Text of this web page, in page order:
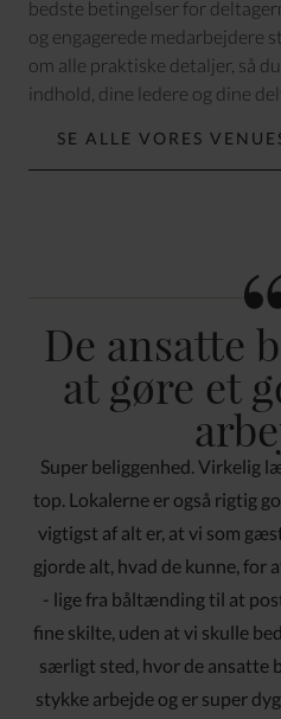
bedste betingelser for
og engagerede medarbejdere
om alle praktiske detaljer, så
indhold, dine ledere og dine
SE ALLE VORES
De ansatte
at gøre et
Super beliggenhed. Virkelig
top. Lokalerne er også rigtig
vigtigst af alt er, at vi som
gjorde alt, hvad de kunne, for
- lige fra båltænding til at
fine skilte, uden at vi skulle
særligt sted, hvor de ansatte
stykke arbejde og er super